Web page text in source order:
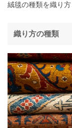
絨毯の種類を織り
織り方の種類